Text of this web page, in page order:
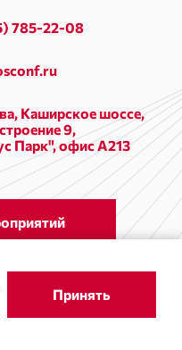
785-22-08
Каширское шоссе,
9,
Парк", офис А213
Принять